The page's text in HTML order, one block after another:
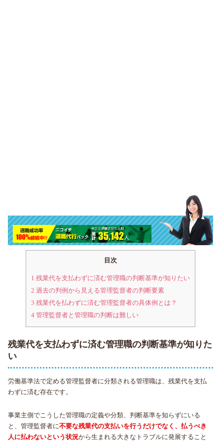
目次
1 残業代を支払わずに済む管理職の判断基準が知りたい
2 過去の判例から見える管理監督者の判断要素
3 残業代を払わずに済む管理監督者の具体例とは？
4 管理監督者と管理職の判断は難しい
残業代を支払わずに済む管理職の判断基準が知りた
い
労働基準法で定める管理監督者に分類される管理職は、残業代を支払
わずに済む存在です。
事業主側でこうした管理職の定義や分類、判断基準を知らずにいる
と、管理監督者に不要な残業代の支払いを行うだけでなく、払うべき
人に払わないという状況から生まれる大きなトラブルに発展すること